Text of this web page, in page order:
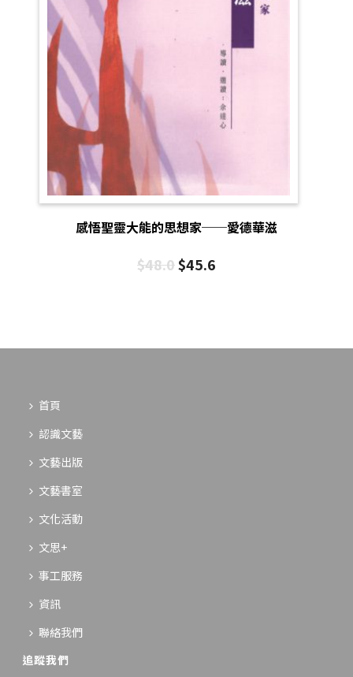
感悟聖靈大能的思想家──愛德華滋
$48.0$45.6
首頁
認識文藝
文藝出版
文藝書室
文化活動
文思+
事工服務
資訊
聯絡我們
追蹤我們